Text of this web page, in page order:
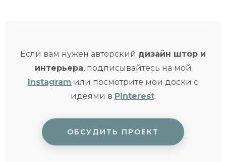
Если вам нужен авторский дизайн штор и
интерьера, подписывайтесь на мой
Instagram или посмотрите мои доски с
идеями в Pinterest.
ОБСУДИТЬ ПРОЕКТ